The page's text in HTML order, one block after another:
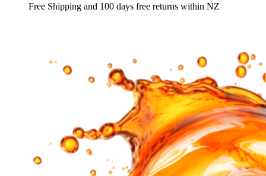
Free Shipping and 100 days free returns within NZ